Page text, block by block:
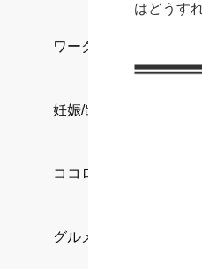
ワークスタイル
妊娠/出産/家族
ココロ/カラダ
グルメ
はどうす